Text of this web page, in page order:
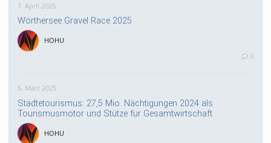
7. April 2025
Wörthersee Gravel Race 2025
HOHU
0
6. März 2025
Städtetourismus: 27,5 Mio. Nächtigungen 2024 als
Tourismusmotor und Stütze für Gesamtwirtschaft
HOHU